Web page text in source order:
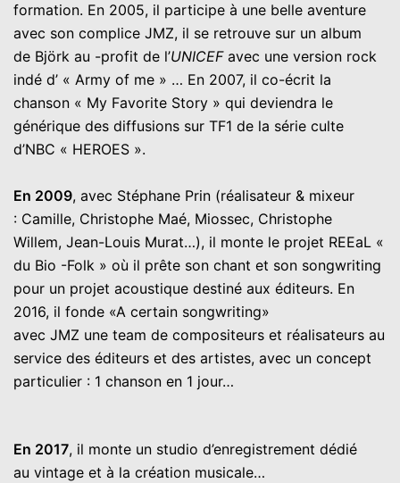
formation. En 2005, il participe à une belle aventure
avec son complice JMZ, il se retrouve sur un album
de Björk au -profit de l’UNICEFavec une version rock
indé d’ « Army of me » … En 2007, il co-écrit la
chanson « My Favorite Story » qui deviendra le
générique des diffusions sur TF1 de la série culte
d’NBC « HEROES ».
En 2009, avec Stéphane Prin (réalisateur & mixeur
: Camille, Christophe Maé, Miossec, Christophe
Willem, Jean-Louis Murat…), il monte le projet REEaL «
du Bio -Folk » où il prête son chant et son songwriting
pour un projet acoustique destiné aux éditeurs. En
2016, il fonde «A certain songwriting»
avec JMZ une team de compositeurs et réalisateurs au
service des éditeurs et des artistes, avec un concept
particulier : 1 chanson en 1 jour…
En 2017, il monte un studio d’enregistrement dédié
au vintage et à la création musicale…